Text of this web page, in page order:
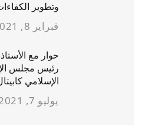
وتطوير
فبراير 8, 2021
حوار مع
رئيس مجلس
الإسلامي
يوليو 7, 2021